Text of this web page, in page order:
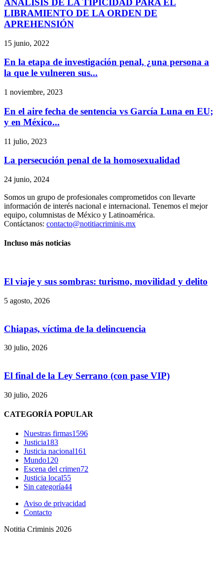
ANÁLISIS DE LA TIPICIDAD PARA EL
LIBRAMIENTO DE LA ORDEN DE
APREHENSIÓN
15 junio, 2022
En la etapa de investigación penal, ¿una persona a
la que le vulneren sus...
1 noviembre, 2023
En el aire fecha de sentencia vs García Luna en EU;
y en México...
11 julio, 2023
La persecución penal de la homosexualidad
24 junio, 2024
Somos un grupo de profesionales comprometidos con llevarte
información de interés nacional e internacional. Tenemos el mejor
equipo, columnistas de México y Latinoamérica.
Contáctanos: contacto@notitiacriminis.mx
Incluso más noticias
El viaje y sus sombras: turismo, movilidad y delito
5 agosto, 2026
Chiapas, víctima de la delincuencia
30 julio, 2026
El final de la Ley Serrano (con pase VIP)
30 julio, 2026
CATEGORÍA POPULAR
Nuestras firmas1596
Justicia183
Justicia nacional161
Mundo120
Escena del crimen72
Justicia local55
Sin categoría44
Aviso de privacidad
Contacto
Notitia Criminis 2026